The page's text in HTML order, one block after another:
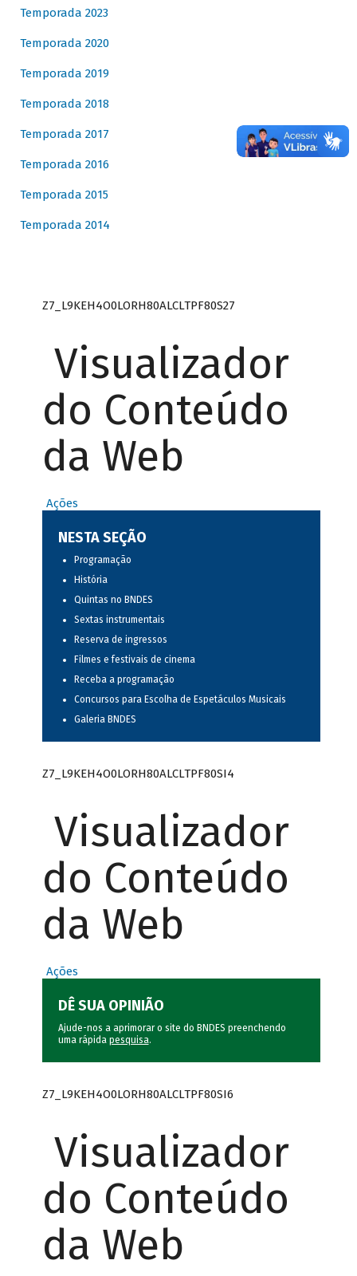
Temporada 2023
Temporada 2020
Temporada 2019
Temporada 2018
Temporada 2017
Temporada 2016
Temporada 2015
Temporada 2014
Z7_L9KEH4O0LORH80ALCLTPF80S27
Visualizador
do Conteúdo
da Web
Ações
NESTA SEÇÃO
Programação
História
Quintas no BNDES
Sextas instrumentais
Reserva de ingressos
Filmes e festivais de cinema
Receba a programação
Concursos para Escolha de Espetáculos Musicais
Galeria BNDES
Z7_L9KEH4O0LORH80ALCLTPF80SI4
Visualizador
do Conteúdo
da Web
Ações
DÊ SUA OPINIÃO
Ajude-nos a aprimorar o site do BNDES preenchendo
uma rápida pesquisa.
Z7_L9KEH4O0LORH80ALCLTPF80SI6
Visualizador
do Conteúdo
da Web